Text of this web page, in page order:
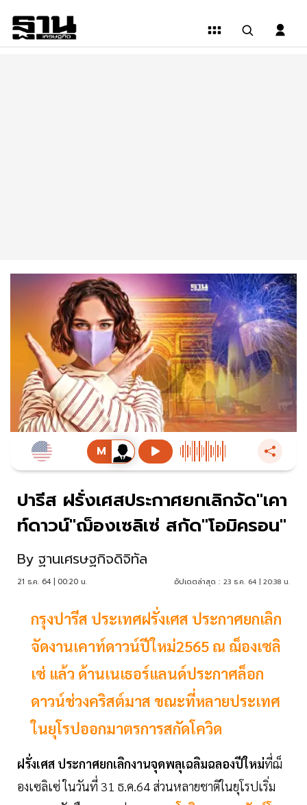
ปารีส ฝรั่งเศสประกาศยกเลิกจัด"เคา
ท์ดาวน์"ฌ็องเซลิเซ่ สกัด"โอมิครอน"
By ฐานเศรษฐกิจดิจิทัล
21 ธ.ค. 64 | 00:20 น. อัปเดตล่าสุด : 23 ธ.ค. 64 | 20:38 น.
กรุงปารีส ประเทศฝรั่งเศส ประกาศยกเลิก
จัดงานเคาท์ดาวน์ปีใหม่2565 ณ ฌ็องเซลิ
เซ่ แล้ว ด้านเนเธอร์แลนด์ประกาศล็อก
ดาวน์ช่วงคริสต์มาส ขณะที่หลายประเทศ
ในยุโรปออกมาตรการสกัดโควิด
ฝรั่งเศส ประกาศยกเลิกงานจุดพลุเฉลิมฉลองปีใหม่ที่ฌ็
องเซลิเซ่ ในวันที่ 31 ธ.ค.64 ส่วนหลายชาติในยุโรปเริ่ม